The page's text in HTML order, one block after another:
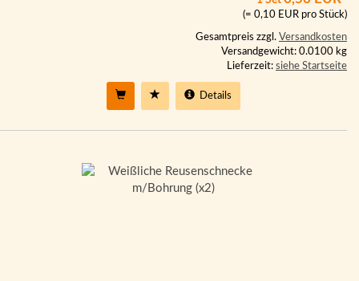
(= 0,10 EUR pro Stück)
Gesamtpreis zzgl. Versandkosten
Versandgewicht: 0.0100 kg
Lieferzeit: siehe Startseite
Details